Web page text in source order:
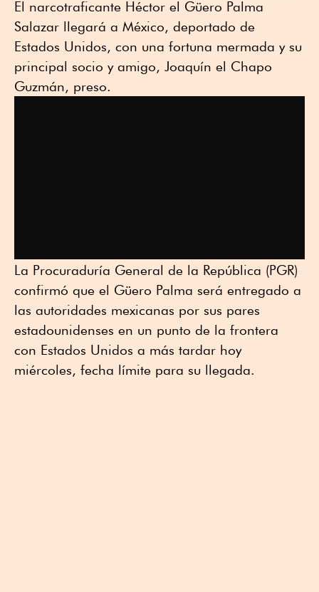
El narcotraficante Héctor el Güero Palma
Salazar llegará a México, deportado de
Estados Unidos, con una fortuna mermada y su
principal socio y amigo, Joaquín el Chapo
Guzmán, preso.
La Procuraduría General de la República (PGR)
confirmó que el Güero Palma será entregado a
las autoridades mexicanas por sus pares
estadounidenses en un punto de la frontera
con Estados Unidos a más tardar hoy
miércoles, fecha límite para su llegada.